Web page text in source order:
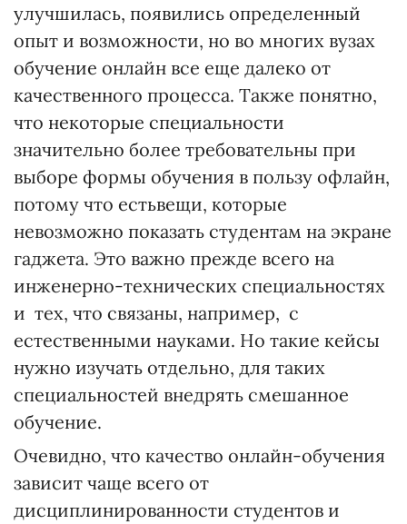
улучшилась, появились определенный
опыт и возможности, но во многих вузах
обучение онлайн все еще далеко от
качественного процесса. Также понятно,
что некоторые специальности
значительно более требовательны при
выборе формы обучения в пользу офлайн,
потому что естьвещи, которые
невозможно показать студентам на экране
гаджета. Это важно прежде всего на
инженерно-технических специальностях
и тех, что связаны, например, с
естественными науками. Но такие кейсы
нужно изучать отдельно, для таких
специальностей внедрять смешанное
обучение.
Очевидно, что качество онлайн-обучения
зависит чаще всего от
дисциплинированности студентов и